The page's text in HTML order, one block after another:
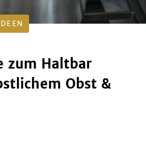
zum Haltbar
Obst &